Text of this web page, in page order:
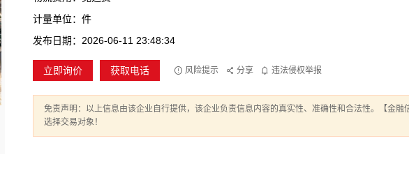
计量单位：件
发布日期：2026-06-11 23:48:34
立即询价 获取电话 风险提示 分享 违法侵权举报
免责声明：以上信息由该企业自行提供，该企业负责信息内容的真实性、准确性和合法性。【金融
选择交易对象！